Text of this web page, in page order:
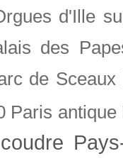
d'Ille
des
de Sceaux
Paris antique